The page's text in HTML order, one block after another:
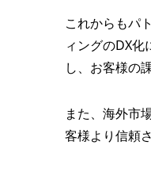
これからもパ
ィングのDX
し、お客様の
また、海外市
客様より信頼